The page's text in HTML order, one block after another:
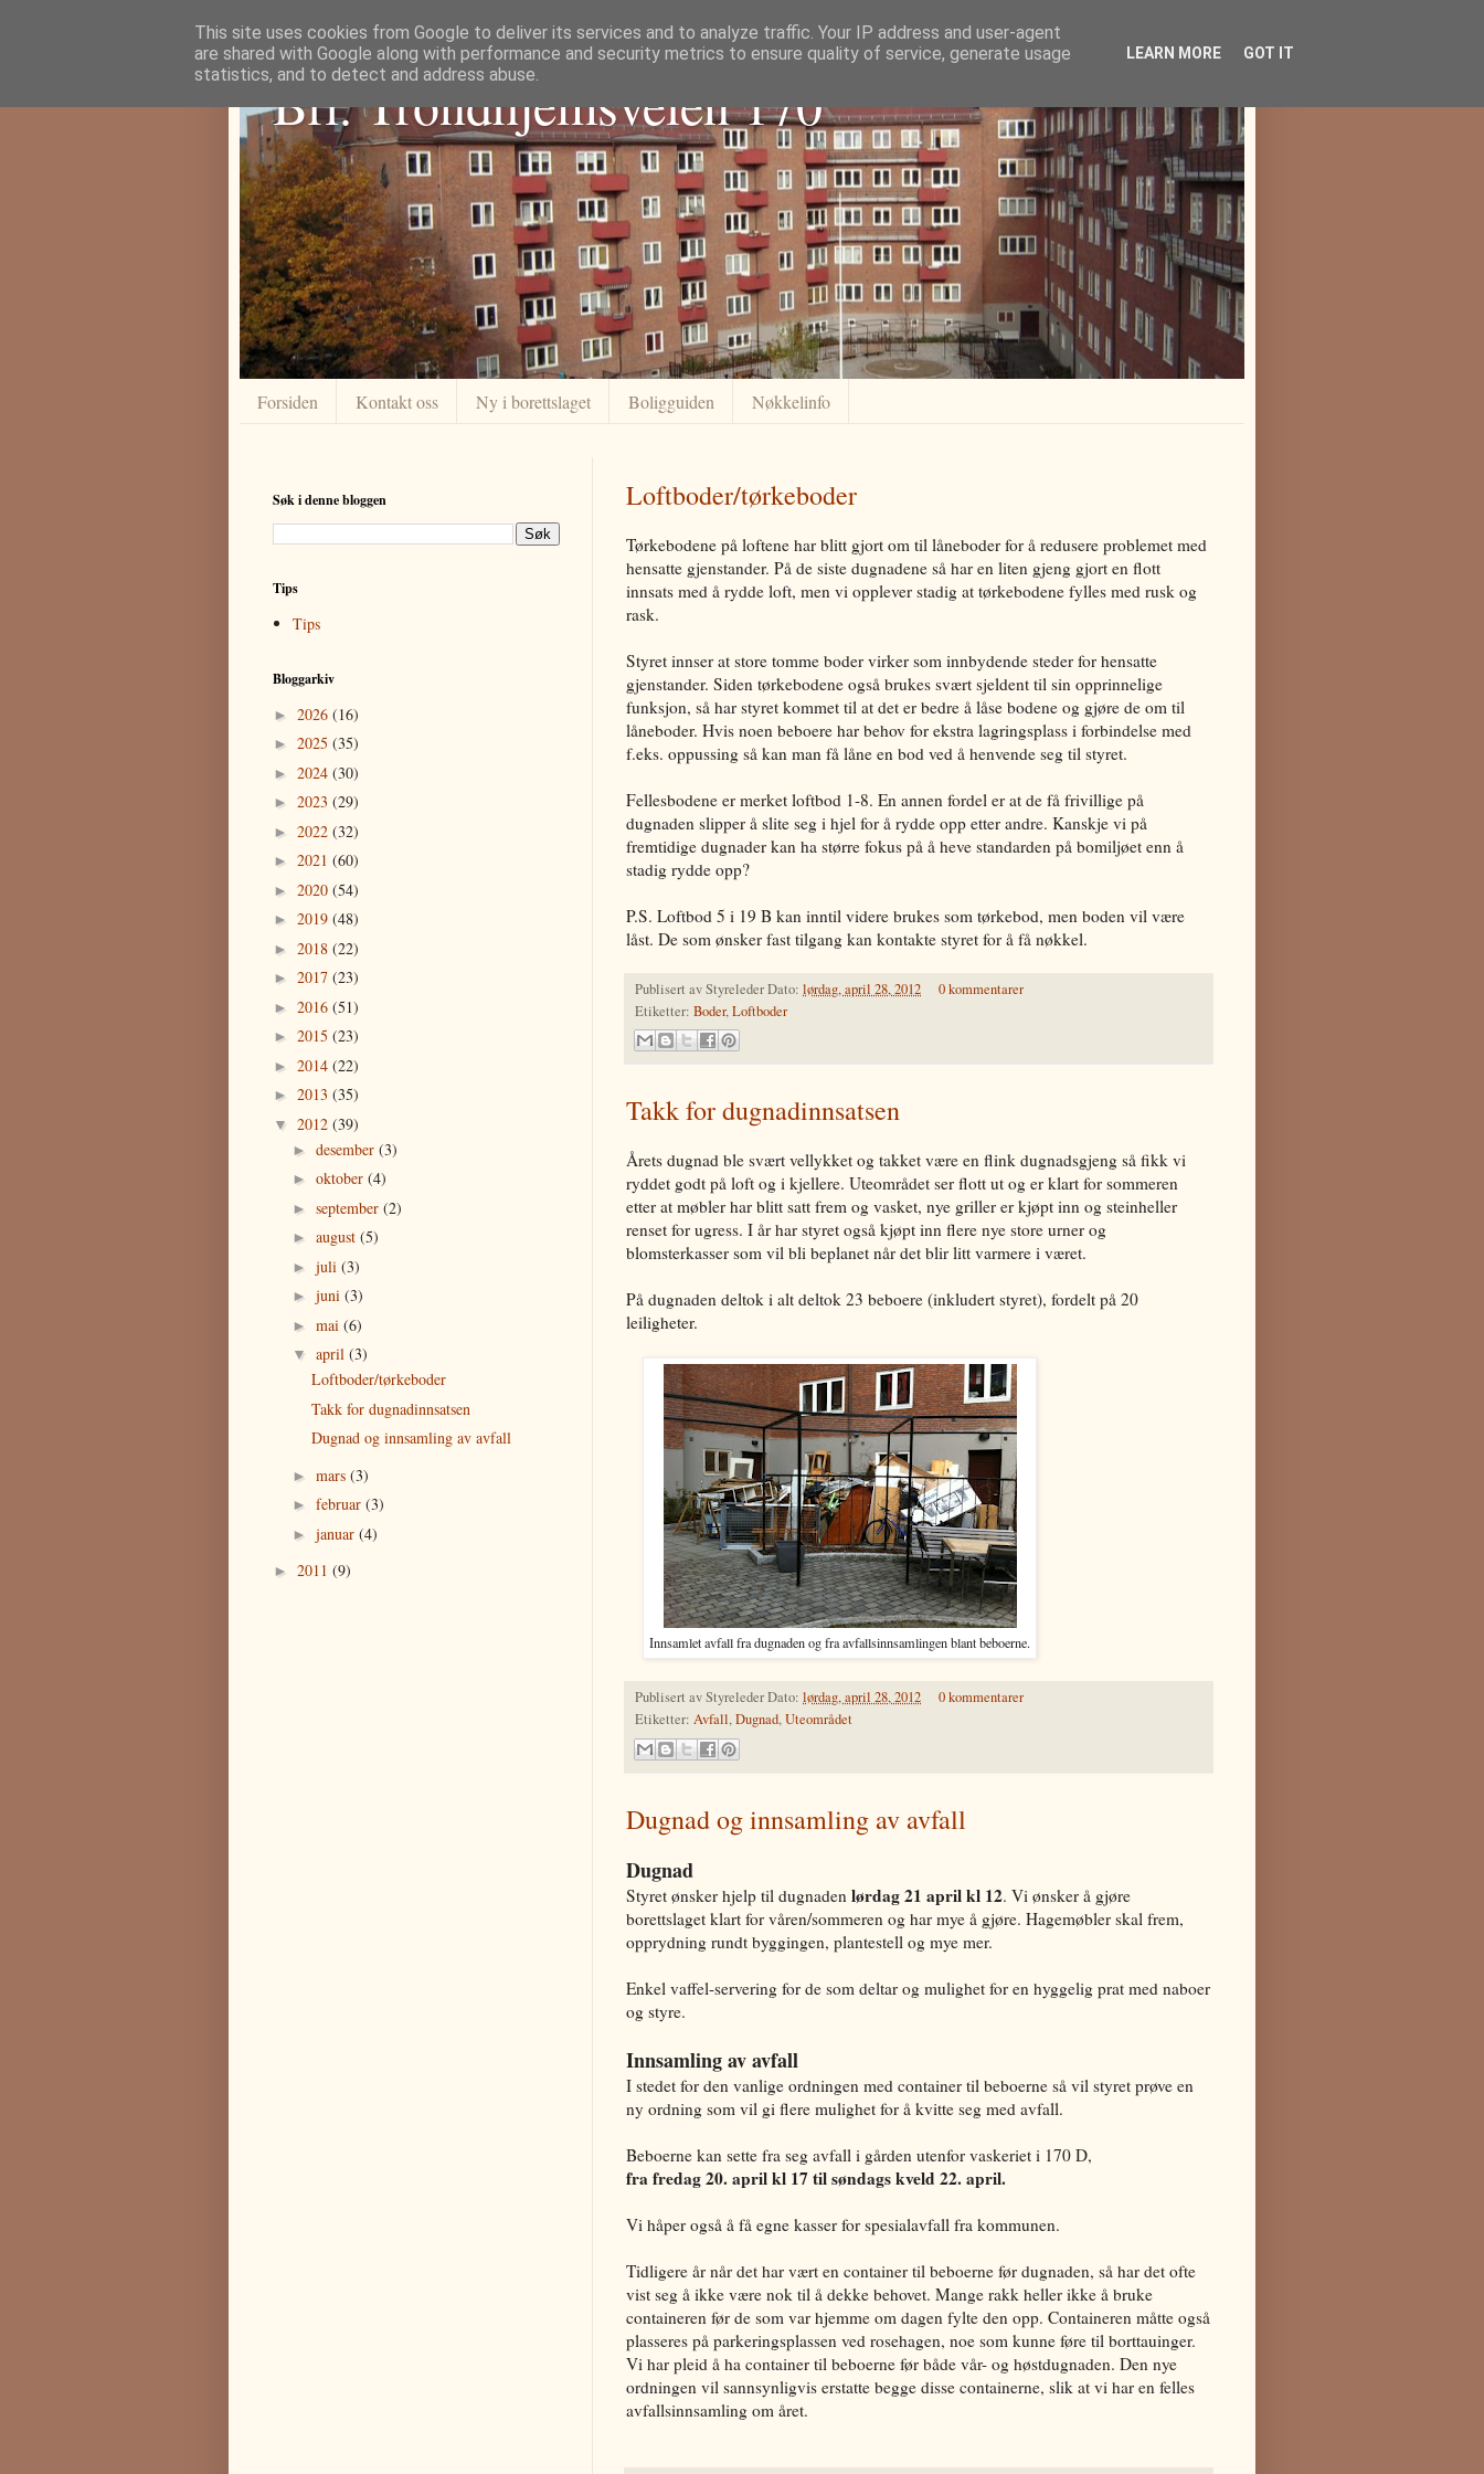
Brl. Trondhjemsveien 170
Forsiden Kontakt oss Ny i borettslaget Boligguiden Nøkkelinfo
Loftboder/tørkeboder
Tørkebodene på loftene har blitt gjort om til låneboder for å redusere problemet med
hensatte gjenstander. På de siste dugnadene så har en liten gjeng gjort en flott
innsats med å rydde loft, men vi opplever stadig at tørkebodene fylles med rusk og
rask.
Styret innser at store tomme boder virker som innbydende steder for hensatte
gjenstander. Siden tørkebodene også brukes svært sjeldent til sin opprinnelige
funksjon, så har styret kommet til at det er bedre å låse bodene og gjøre de om til
låneboder. Hvis noen beboere har behov for ekstra lagringsplass i forbindelse med
f.eks. oppussing så kan man få låne en bod ved å henvende seg til styret.
Fellesbodene er merket loftbod 1-8. En annen fordel er at de få frivillige på
dugnaden slipper å slite seg i hjel for å rydde opp etter andre. Kanskje vi på
fremtidige dugnader kan ha større fokus på å heve standarden på bomiljøet enn å
stadig rydde opp?
P.S. Loftbod 5 i 19 B kan inntil videre brukes som tørkebod, men boden vil være
låst. De som ønsker fast tilgang kan kontakte styret for å få nøkkel.
Publisert avStyrelederDato: lørdag, april 28, 2012
0 kommentarer
Etiketter: Boder,Loftboder
Takk for dugnadinnsatsen
Årets dugnad ble svært vellykket og takket være en flink dugnadsgjeng så fikk vi
ryddet godt på loft og i kjellere. Uteområdet ser flott ut og er klart for sommeren
etter at møbler har blitt satt frem og vasket, nye griller er kjøpt inn og steinheller
renset for ugress. I år har styret også kjøpt inn flere nye store urner og
blomsterkasser som vil bli beplanet når det blir litt varmere i været.
På dugnaden deltok i alt deltok 23 beboere (inkludert styret), fordelt på 20
leiligheter.
Innsamlet avfall fra dugnaden og fra avfallsinnsamlingen blant beboerne.
Publisert avStyrelederDato: lørdag, april 28, 2012
0 kommentarer
Etiketter: Avfall,Dugnad,Uteområdet
Dugnad og innsamling av avfall
Dugnad
Styret ønsker hjelp til dugnaden lørdag 21 april kl 12. Vi ønsker å gjøre
borettslaget klart for våren/sommeren og har mye å gjøre. Hagemøbler skal frem,
opprydning rundt byggingen, plantestell og mye mer.
Enkel vaffel-servering for de som deltar og mulighet for en hyggelig prat med naboer
og styre.
Innsamling av avfall
I stedet for den vanlige ordningen med container til beboerne så vil styret prøve en
ny ordning som vil gi flere mulighet for å kvitte seg med avfall.
Beboerne kan sette fra seg avfall i gården utenfor vaskeriet i 170 D,
fra fredag 20. april kl 17 til søndags kveld 22. april.
Vi håper også å få egne kasser for spesialavfall fra kommunen.
Tidligere år når det har vært en container til beboerne før dugnaden, så har det ofte
vist seg å ikke være nok til å dekke behovet. Mange rakk heller ikke å bruke
containeren før de som var hjemme om dagen fylte den opp. Containeren måtte også
plasseres på parkeringsplassen ved rosehagen, noe som kunne føre til borttauinger.
Vi har pleid å ha container til beboerne før både vår- og høstdugnaden. Den nye
ordningen vil sannsynligvis erstatte begge disse containerne, slik at vi har en felles
avfallsinnsamling om året.
Søk i denne bloggen
Tips
Tips
Bloggarkiv
► 2026 (16)
► 2025 (35)
► 2024 (30)
► 2023 (29)
► 2022 (32)
► 2021 (60)
► 2020 (54)
► 2019 (48)
► 2018 (22)
► 2017 (23)
► 2016 (51)
► 2015 (23)
► 2014 (22)
► 2013 (35)
▼ 2012 (39)
► desember (3)
► oktober (4)
► september (2)
► august (5)
► juli (3)
► juni (3)
► mai (6)
▼ april (3)
Loftboder/tørkeboder
Takk for dugnadinnsatsen
Dugnad og innsamling av avfall
► mars (3)
► februar (3)
► januar (4)
► 2011 (9)
This site uses cookies from Google to deliver its services and to analyze traffic. Your IP address and user-agent
are shared with Google along with performance and security metrics to ensure quality of service, generate usage
statistics, and to detect and address abuse.
LEARN MORE GOT IT